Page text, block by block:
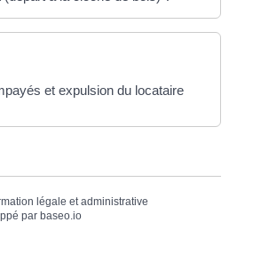
et expulsion du locataire
légale et administrative
par baseo.io